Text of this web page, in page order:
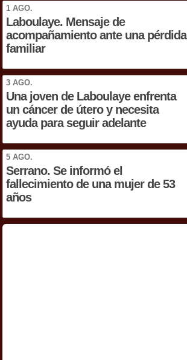
1 AGO.
Laboulaye. Mensaje de
acompañamiento ante una pérdida
familiar
3 AGO.
Una joven de Laboulaye enfrenta
un cáncer de útero y necesita
ayuda para seguir adelante
5 AGO.
Serrano. Se informó el
fallecimiento de una mujer de 53
años